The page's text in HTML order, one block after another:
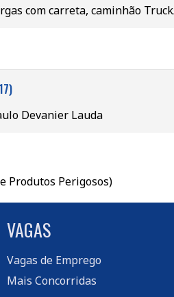
com carreta, caminhão
Devanier Lauda
Produtos Perigosos)
VAGAS
Vagas de Emprego
Mais Concorridas